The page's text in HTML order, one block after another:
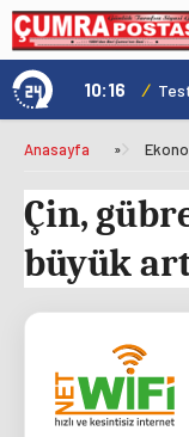
10:16 /
Anasayfa »
Çin,
büyük